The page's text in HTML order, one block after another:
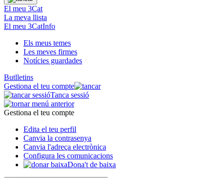
El meu 3Cat
La meva llista
El meu 3CatInfo
Els meus temes
Les meves firmes
Notícies guardades
Butlletins
Gestiona el teu compte
Tanca sessió
Gestiona el teu compte
Edita el teu perfil
Canvia la contrasenya
Canvia l'adreça electrònica
Configura les comunicacions
Dona't de baixa